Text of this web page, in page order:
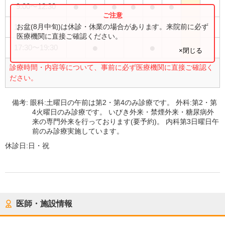
9:00〜12:30 ● ● ● ● ● ●
13:30〜17:00 ● ● ● ● ●
診療時間・内容等について、事前に必ず医療機関に直接ご確認く
ださい。
お盆(8月中旬)は休診・休業の場合があります。来院前に必ず
医療機関に直接ご確認ください。
×閉じる
備考: 眼科:土曜日の午前は第2・第4のみ診療です。 外科:第2・第
4火曜日のみ診療です。 いびき外来・禁煙外来・糖尿病外
来の専門外来を行っております(要予約)。 内科第3日曜日午
前のみ診療実施しています。
休診日:日・祝
医師・施設情報